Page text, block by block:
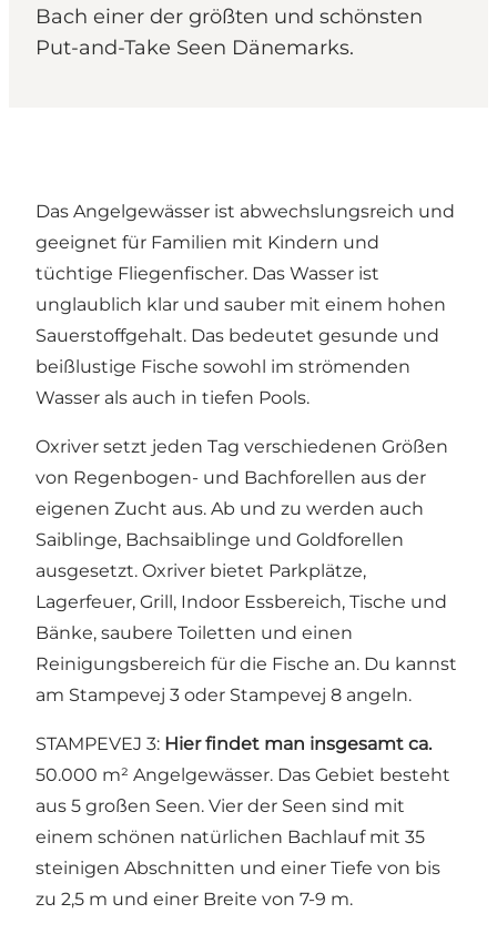
Bach einer der größten und schönsten
Put-and-Take Seen Dänemarks.
Das Angelgewässer ist abwechslungsreich und
geeignet für Familien mit Kindern und
tüchtige Fliegenfischer. Das Wasser ist
unglaublich klar und sauber mit einem hohen
Sauerstoffgehalt. Das bedeutet gesunde und
beißlustige Fische sowohl im strömenden
Wasser als auch in tiefen Pools.
Oxriver setzt jeden Tag verschiedenen Größen
von Regenbogen- und Bachforellen aus der
eigenen Zucht aus. Ab und zu werden auch
Saiblinge, Bachsaiblinge und Goldforellen
ausgesetzt. Oxriver bietet Parkplätze,
Lagerfeuer, Grill, Indoor Essbereich, Tische und
Bänke, saubere Toiletten und einen
Reinigungsbereich für die Fische an. Du kannst
am Stampevej 3 oder Stampevej 8 angeln.
STAMPEVEJ 3: Hier findet man insgesamt ca.
50.000 m² Angelgewässer. Das Gebiet besteht
aus 5 großen Seen. Vier der Seen sind mit
einem schönen natürlichen Bachlauf mit 35
steinigen Abschnitten und einer Tiefe von bis
zu 2,5 m und einer Breite von 7-9 m.